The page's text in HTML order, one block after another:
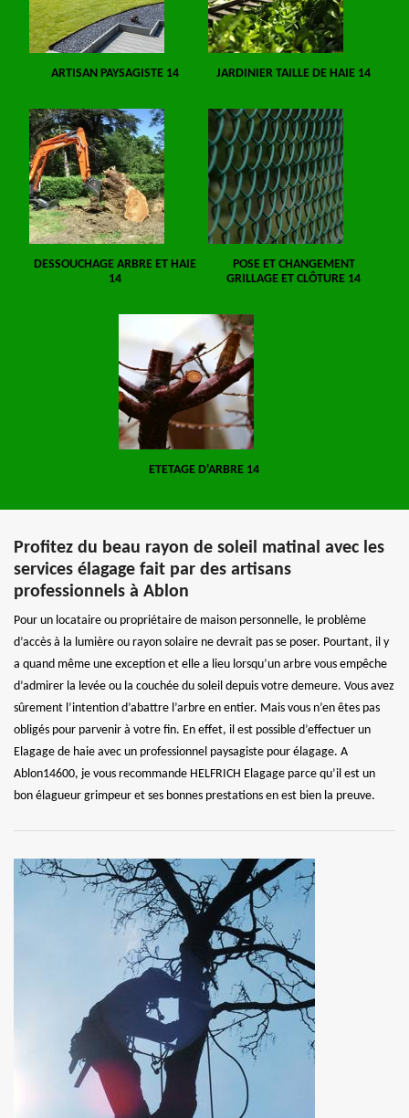
ARTISAN PAYSAGISTE 14 JARDINIER TAILLE DE HAIE 14
DESSOUCHAGE ARBRE ET HAIE
14
POSE ET CHANGEMENT
GRILLAGE ET CLÔTURE 14
ETETAGE D'ARBRE 14
Profitez du beau rayon de soleil matinal avec les
services élagage fait par des artisans
professionnels à Ablon
Pour un locataire ou propriétaire de maison personnelle, le problème
d’accès à la lumière ou rayon solaire ne devrait pas se poser. Pourtant, il y
a quand même une exception et elle a lieu lorsqu’un arbre vous empêche
d’admirer la levée ou la couchée du soleil depuis votre demeure. Vous avez
sûrement l’intention d’abattre l’arbre en entier. Mais vous n’en êtes pas
obligés pour parvenir à votre fin. En effet, il est possible d’effectuer un
Elagage de haie avec un professionnel paysagiste pour élagage. A
Ablon14600, je vous recommande HELFRICH Elagage parce qu’il est un
bon élagueur grimpeur et ses bonnes prestations en est bien la preuve.